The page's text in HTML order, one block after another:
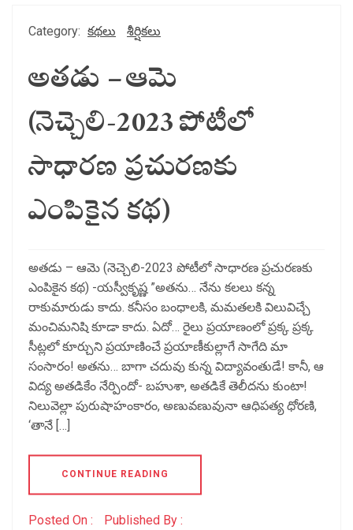
Category: కథలు శీర్షికలు
అతడు – ఆమె
(నెచ్చెలి-2023 పోటీలో
సాధారణ ప్రచురణకు
ఎంపికైన కథ)
అతడు – ఆమె (నెచ్చెలి-2023 పోటీలో సాధారణ ప్రచురణకు
ఎంపికైన కథ) -యస్వీకృష్ణ ”అతను… నేను కలలు కన్న
రాకుమారుడు కాదు. కనీసం బంధాలకి, మమతలకి విలువిచ్చే
మంచిమనిషి కూడా కాదు. ఏదో… రైలు ప్రయాణంలో ప్రక్క ప్రక్క
సీట్లలో కూర్చుని ప్రయాణించే ప్రయాణీకుల్లాగే సాగేది మా
సంసారం! అతను… బాగా చదువు కున్న విద్యావంతుడే! కానీ, ఆ
విద్య అతడికేం నేర్పిందో- బహుశా, అతడికే తెలీదను కుంటా!
నిలువెల్లా పురుషాహంకారం, అణువణువునా ఆధిపత్య ధోరణి,
‘తానే […]
CONTINUE READING
Posted On : Published By :